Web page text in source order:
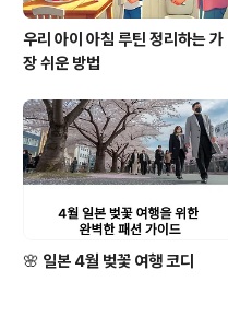
우리 아이 아침 루틴 정리하는 가
장 쉬운 방법
🌸 일본 4월 벚꽃 여행 코디